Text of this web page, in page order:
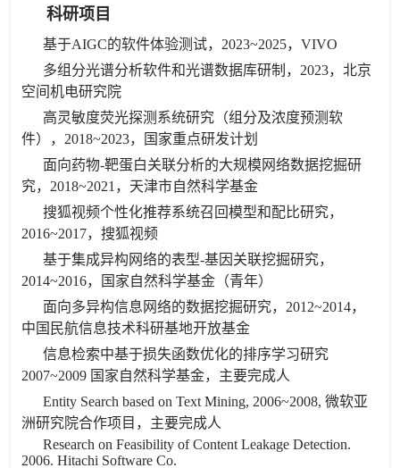
科研项目
基于AIGC的软件体验测试，2023~2025，VIVO
多组分光谱分析软件和光谱数据库研制，2023，北京
空间机电研究院
高灵敏度荧光探测系统研究（组分及浓度预测软
件），2018~2023，国家重点研发计划
面向药物-靶蛋白关联分析的大规模网络数据挖掘研
究，2018~2021，天津市自然科学基金
搜狐视频个性化推荐系统召回模型和配比研究，
2016~2017，搜狐视频
基于集成异构网络的表型-基因关联挖掘研究，
2014~2016，国家自然科学基金（青年）
面向多异构信息网络的数据挖掘研究，2012~2014，
中国民航信息技术科研基地开放基金
信息检索中基于损失函数优化的排序学习研究
2007~2009 国家自然科学基金，主要完成人
Entity Search based on Text Mining, 2006~2008, 微软亚
洲研究院合作项目，主要完成人
Research on Feasibility of Content Leakage Detection.
2006. Hitachi Software Co.